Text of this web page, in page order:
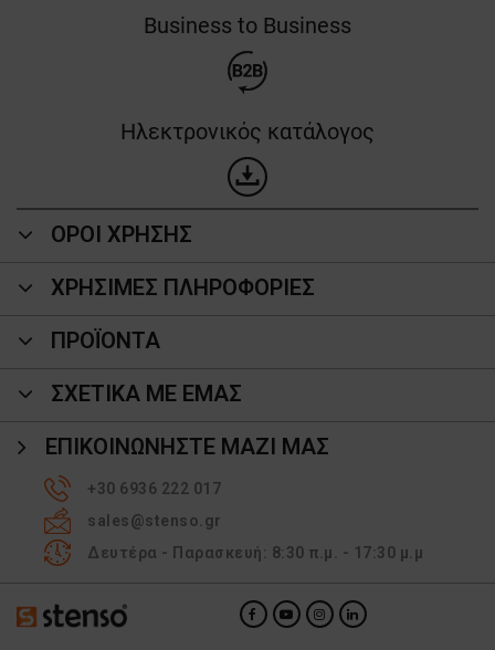
Business to Business
Ηλεκτρονικός κατάλογος
ΟΡΟΙ ΧΡΗΣΗΣ
ΧΡΗΣΙΜΕΣ ΠΛΗΡΟΦΟΡΙΕΣ
ΠΡΟΪΌΝΤΑ
ΣΧΕΤΙΚΑ ΜΕ ΕΜΑΣ
ΕΠΙΚΟΙΝΩΝΉΣΤΕ ΜΑΖΊ ΜΑΣ
+30 6936 222 017
sales@stenso.gr
Δευτέρα - Παρασκευή: 8:30 π.μ. - 17:30 μ.μ